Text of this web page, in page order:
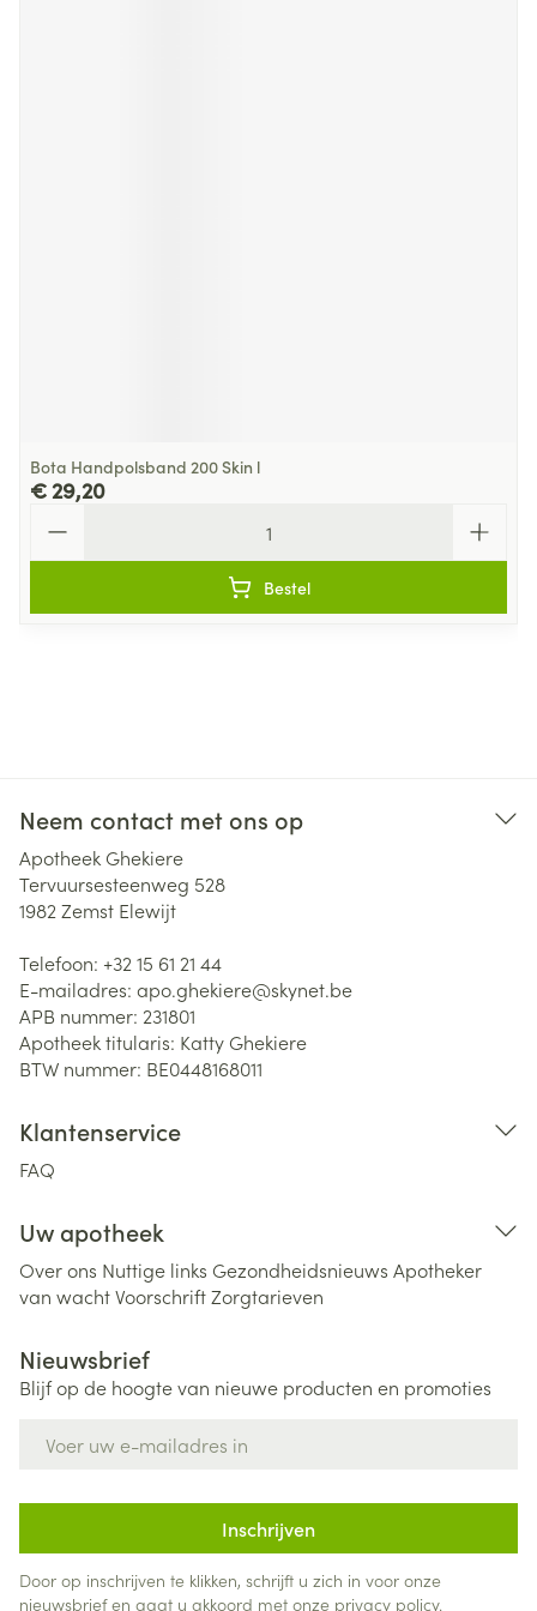
Bota Handpolsband 200 Skin l
€ 29,20
Bestel
Neem contact met ons op
Apotheek Ghekiere
Tervuursesteenweg 528
1982 Zemst Elewijt
Telefoon: +32 15 61 21 44
E-mailadres: apo.ghekiere@skynet.be
APB nummer: 231801
Apotheek titularis: Katty Ghekiere
BTW nummer: BE0448168011
Klantenservice
FAQ
Uw apotheek
Over ons Nuttige links Gezondheidsnieuws Apotheker
van wachtVoorschriftZorgtarieven
Nieuwsbrief
Blijf op de hoogte van nieuwe producten en promoties
Inschrijven
Door op inschrijven te klikken, schrijft u zich in voor onze
nieuwsbrief en gaat u akkoord met onze privacy policy.